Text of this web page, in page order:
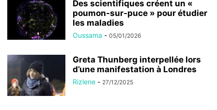
Des scientifiques créent un «
poumon-sur-puce » pour étudier
les maladies
Oussama - 05/01/2026
Greta Thunberg interpellée lors
d’une manifestation à Londres
Rizlene - 27/12/2025